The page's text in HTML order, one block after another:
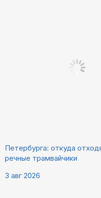
Петербурга: откуда
речные трамвайчики
3 авг 2026